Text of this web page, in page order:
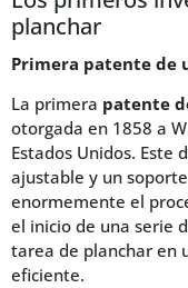
planchar
Primera patente de
La primera patente
otorgada en 1858 a
Estados Unidos. Este
ajustable y un
enormemente el
el inicio de una serie
tarea de planchar en
eficiente.